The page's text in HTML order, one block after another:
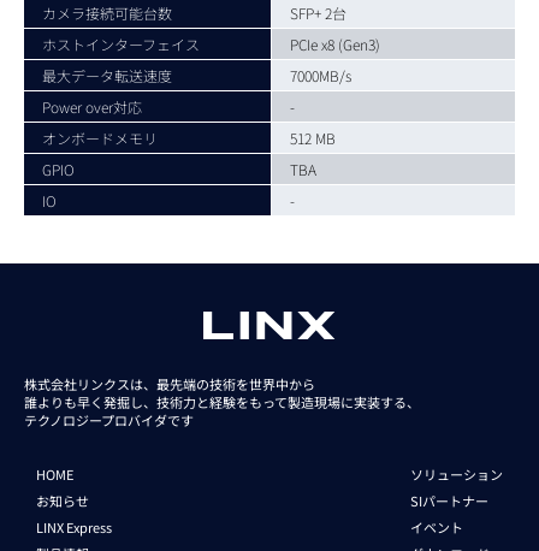
カメラ接続可能台数
SFP+ 2台
ホストインターフェイス
PCIe x8 (Gen3)
最大データ転送速度
7000MB/s
Power over対応
-
オンボードメモリ
512 MB
GPIO
TBA
IO
-
株式会社リンクスは、最先端の技術を世界中から
誰よりも早く発掘し、技術力と経験をもって製造現場に実装する、
テクノロジープロバイダです
HOME
お知らせ
LINX Express
ソリューション
SIパートナー
イベント